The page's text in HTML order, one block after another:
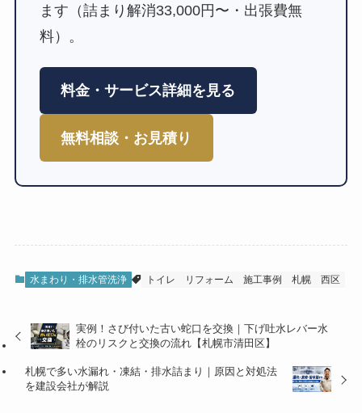
ます（詰まり解消33,000円〜・出張費無
料）。
料金・サービス詳細を見る
無料相談・お見積り
水まわり・排水管洗浄 トイレ リフォーム 施工事例 札幌 西区
実例！さび付いた古い蛇口を交換｜下げ吐水レバー水
栓のリスクと交換の流れ【札幌市清田区】
札幌で多い水漏れ・凍結・排水詰まり｜原因と対処法
を建設会社が解説